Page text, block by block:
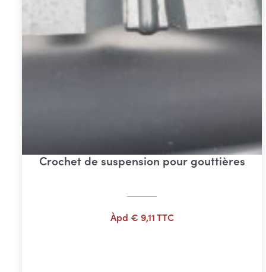
Crochet de suspension pour gouttières
Àpd € 9,11TTC